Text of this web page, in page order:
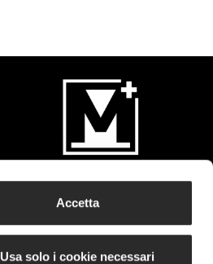
Accetta
Usa solo i cookie necessari
Iscriviti